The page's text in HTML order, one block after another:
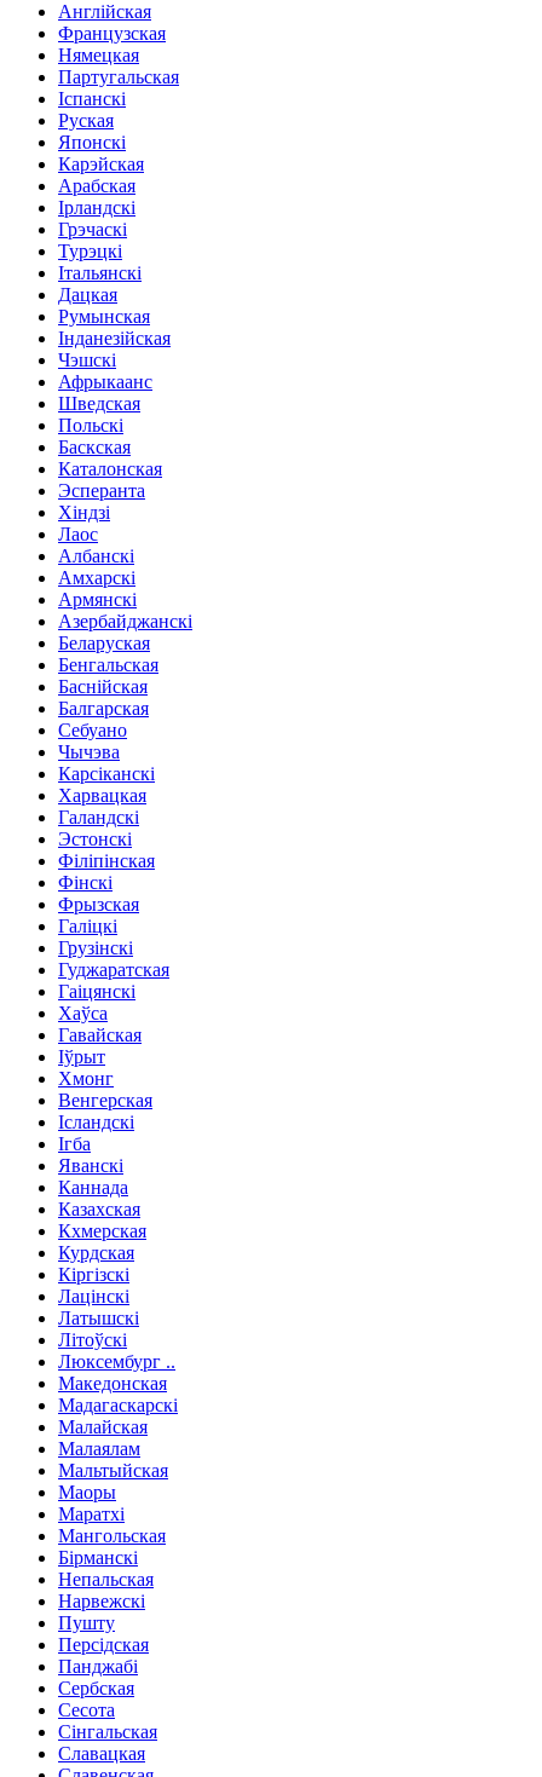
Англійская
Французская
Нямецкая
Партугальская
Іспанскі
Руская
Японскі
Карэйская
Арабская
Ірландскі
Грэчаскі
Турэцкі
Італьянскі
Дацкая
Румынская
Інданезійская
Чэшскі
Афрыкаанс
Шведская
Польскі
Баскская
Каталонская
Эсперанта
Хіндзі
Лаос
Албанскі
Амхарскі
Армянскі
Азербайджанскі
Беларуская
Бенгальская
Баснійская
Балгарская
Себуано
Чычэва
Карсіканскі
Харвацкая
Галандскі
Эстонскі
Філіпінская
Фінскі
Фрызская
Галіцкі
Грузінскі
Гуджаратская
Гаіцянскі
Хаўса
Гавайская
Іўрыт
Хмонг
Венгерская
Ісландскі
Ігба
Яванскі
Каннада
Казахская
Кхмерская
Курдская
Кіргізскі
Лацінскі
Латышскі
Літоўскі
Люксембург ..
Македонская
Мадагаскарскі
Малайская
Малаялам
Мальтыйская
Маоры
Маратхі
Мангольская
Бірманскі
Непальская
Нарвежскі
Пушту
Персідская
Панджабі
Сербская
Сесота
Сінгальская
Славацкая